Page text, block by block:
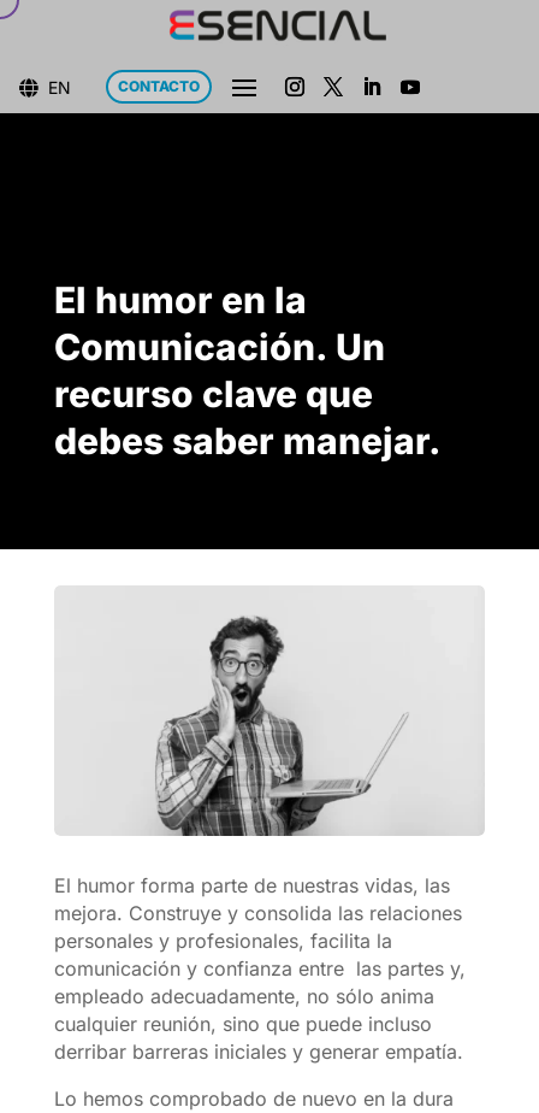
 EN CONTACTO
El humor en la
Comunicación. Un
recurso clave que
debes saber manejar.
El humor forma parte de nuestras vidas, las
mejora. Construye y consolida las relaciones
personales y profesionales, facilita la
comunicación y confianza entre las partes y,
empleado adecuadamente, no sólo anima
cualquier reunión, sino que puede incluso
derribar barreras iniciales y generar empatía.
Lo hemos comprobado de nuevo en la dura